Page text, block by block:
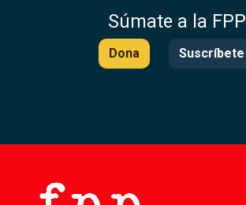
Súmate a la FPP
Dona Suscríbete